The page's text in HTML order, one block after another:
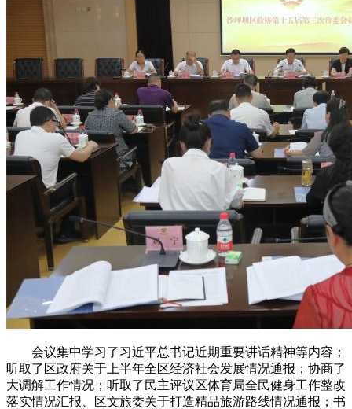
会议集中学习了习近平总书记近期重要讲话精神等内容；
听取了区政府关于上半年全区经济社会发展情况通报；协商了
大调解工作情况；听取了民主评议区体育局全民健身工作整改
落实情况汇报、区文旅委关于打造精品旅游路线情况通报；书